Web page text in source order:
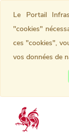
Le Portail
"cookies"
ces "cookies",
vos données de